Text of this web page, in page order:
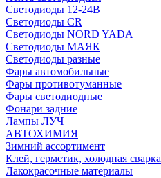
Светодиоды 12-24В
Светодиоды CR
Светодиоды NORD YADA
Светодиоды МАЯК
Светодиоды разные
Фары автомобильные
Фары противотуманные
Фары светодиодные
Фонари задние
Лампы ЛУЧ
АВТОХИМИЯ
Зимний ассортимент
Клей, герметик, холодная сварка
Лакокрасочные материалы